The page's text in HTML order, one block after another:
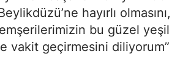
hayırlı olmasını,
bu güzel yeşil
vakit geçirmesini diliyorum”